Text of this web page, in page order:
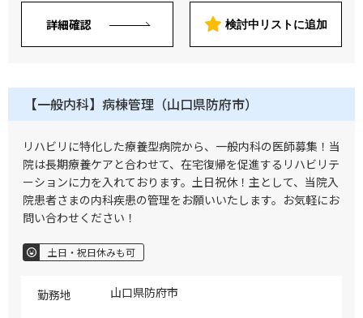
詳細確認 検討中リストに追加
【一般内科】病棟管理（山口県防府市）
リハビリに特化した療養型病院から、一般内科の医師募集！当
院は長期療養ケアと合わせて、在宅復帰を促進するリハビリテ
ーションに力を入れております。土日祝休！主として、当院入
院患者さまの内科疾患の管理をお願いいたします。お気軽にお
問い合わせください！
土日・祝日休みも可
勤務地 山口県防府市